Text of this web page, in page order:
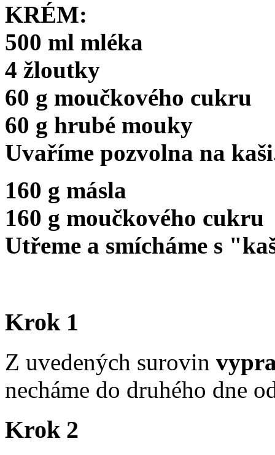
KRÉM:
500 ml mléka
4 žloutky
60 g moučkového cukru
60 g hrubé mouky
Uvaříme pozvolna na
160 g másla
160 g moučkového cukru
Utřeme a smícháme s
Krok 1
Z uvedených surovin
necháme do druhého dne
Krok 2